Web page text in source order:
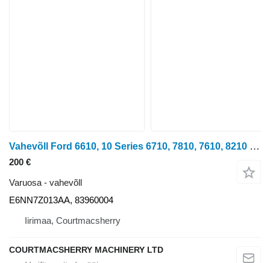
Vahevõll Ford 6610, 10 Series 6710, 7810, 7610, 8210 Counter Shaft E6nn7z013aa E6NN7Z013AA tüübi jaoks ratastraktori Ford 10 Series
200 €
Varuosa - vahevõll
E6NN7Z013AA, 83960004
Iirimaa, Courtmacsherry
COURTMACSHERRY MACHINERY LTD